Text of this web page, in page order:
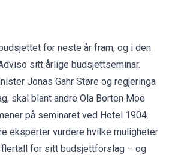
for neste år fram, og i den
sitt årlige budsjettseminar.
Jonas Gahr Støre og regjeringa
skal blant andre Ola Borten Moe
på seminaret ved Hotel 1904.
eksperter vurdere hvilke muligheter
flertall for sitt budsjettforslag – og